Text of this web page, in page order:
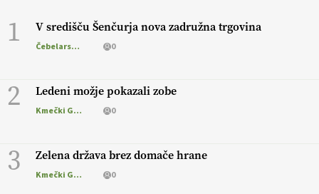
1 V središču Šenčurja nova zadružna trgovina
Čebelarstvo 0
2 Ledeni možje pokazali zobe
Kmečki Glas 0
3 Zelena država brez domače hrane
Kmečki Glas 0